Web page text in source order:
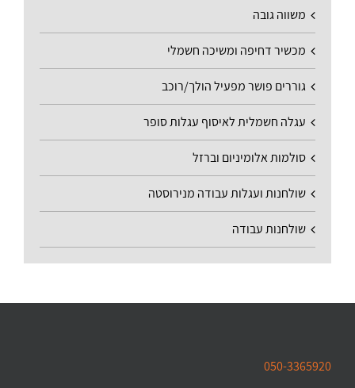
משווה גובה
מכשיר דחיפה ומשיכה חשמלי
גוררים פושר מפעיל הולך/רוכב
עגלה חשמלית לאיסוף עגלות סופר
סולמות אלומיניום וברזל
שולחנות ועגלות עבודה מנירוסטה
שולחנות עבודה
050-3365920